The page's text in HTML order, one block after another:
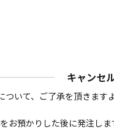
キャンセ
いて、ご了承を頂きます
預かりした後に発注しま